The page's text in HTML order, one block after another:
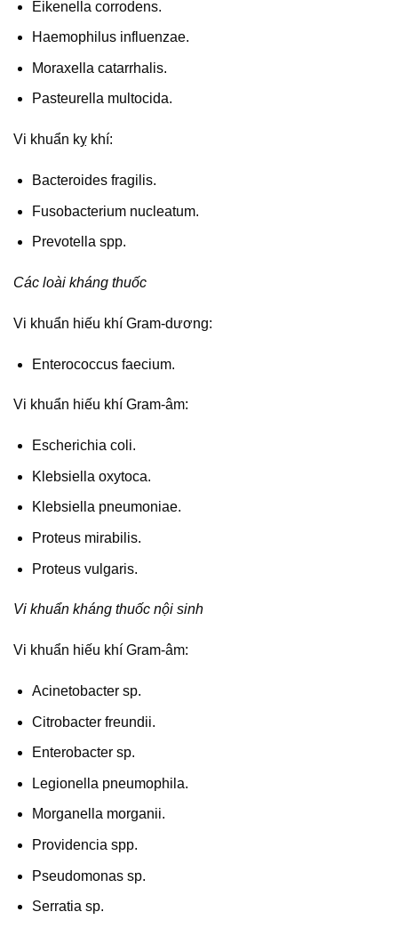
Eikenella corrodens.
Haemophilus influenzae.
Moraxella catarrhalis.
Pasteurella multocida.
Vi khuẩn kỵ khí:
Bacteroides fragilis.
Fusobacterium nucleatum.
Prevotella spp.
Các loài kháng thuốc
Vi khuẩn hiếu khí Gram-dương:
Enterococcus faecium.
Vi khuẩn hiếu khí Gram-âm:
Escherichia coli.
Klebsiella oxytoca.
Klebsiella pneumoniae.
Proteus mirabilis.
Proteus vulgaris.
Vi khuẩn kháng thuốc nội sinh
Vi khuẩn hiếu khí Gram-âm:
Acinetobacter sp.
Citrobacter freundii.
Enterobacter sp.
Legionella pneumophila.
Morganella morganii.
Providencia spp.
Pseudomonas sp.
Serratia sp.